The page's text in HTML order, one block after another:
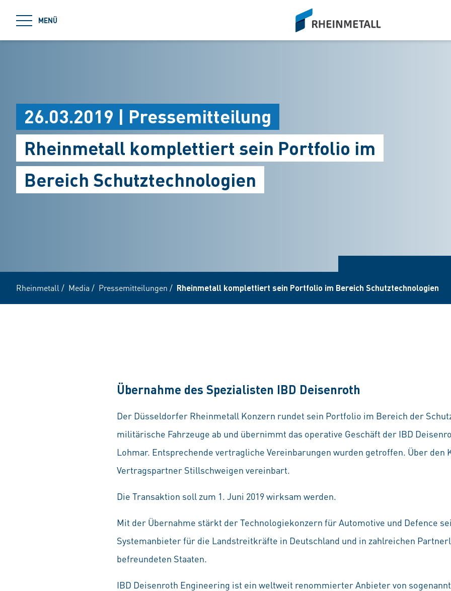
MENÜ
siteLogo
26.03.2019 | Pressemitteilung
Rheinmetall komplettiert sein Portfolio im
Bereich Schutztechnologien
Rheinmetall / Media / Pressemitteilungen / Rheinmetall komplettiert sein Portfolio im Bereich Schutztechnologien
Übernahme des Spezialisten IBD Deisenroth
Der Düsseldorfer Rheinmetall Konzern rundet sein Portfolio im Bereich der
militärische Fahrzeuge ab und übernimmt das operative Geschäft der IBD
Lohmar. Entsprechende vertragliche Vereinbarungen wurden getroffen. Über den
Vertragspartner Stillschweigen vereinbart.
Die Transaktion soll zum 1. Juni 2019 wirksam werden.
Mit der Übernahme stärkt der Technologiekonzern für Automotive und Defence
Systemanbieter für die Landstreitkräfte in Deutschland und in zahlreichen
befreundeten Staaten.
IBD Deisenroth Engineering ist ein weltweit renommierter Anbieter von